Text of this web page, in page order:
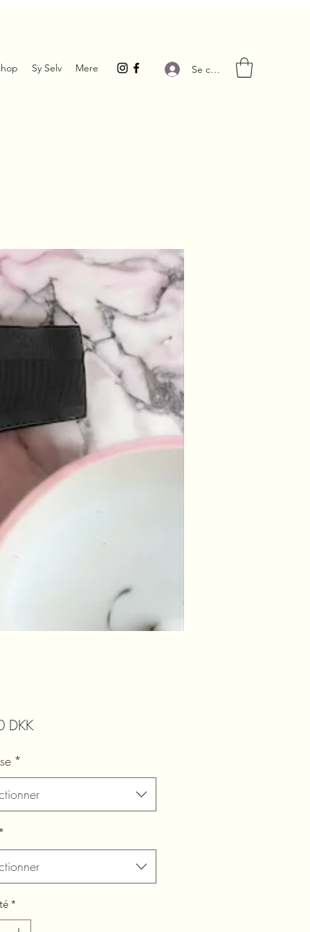
Sy Selv Mere Se connecter
DKKPrix
*
*